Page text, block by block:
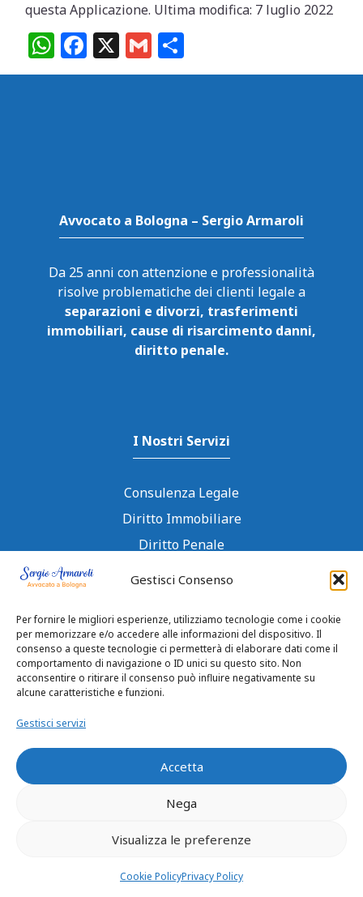
Gestisci Consenso
Per fornire le migliori esperienze, utilizziamo tecnologie come i cookie
per memorizzare e/o accedere alle informazioni del dispositivo. Il
consenso a queste tecnologie ci permetterà di elaborare dati come il
comportamento di navigazione o ID unici su questo sito. Non
acconsentire o ritirare il consenso può influire negativamente su
alcune caratteristiche e funzioni.
Gestisci servizi
Accetta
Nega
Visualizza le preferenze
Cookie PolicyPrivacy Policy
questa Applicazione. Ultima modifica: 7 luglio 2022
W
h
F
a
k
X G
m o
Avvocato a Bologna – Sergio Armaroli
Da 25 anni con attenzione e professionalità
separazioni e divorzi, trasferimenti
immobiliari, cause di risarcimento danni,
diritto penale.
I Nostri Servizi
Consulenza Legale
Diritto Immobiliare
Diritto Penale
Testamento e successioni
Telefono
051 64 47 838
E-mail
Indirizzo